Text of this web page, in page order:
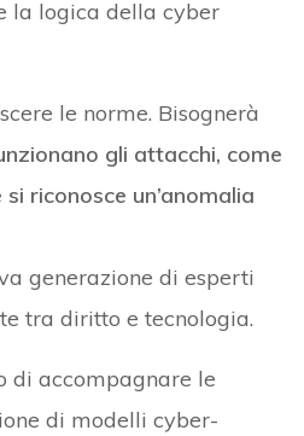
la logica della cyber
le norme. Bisognerà
gli attacchi, come
riconosce un’anomalia
generazione di esperti
tra diritto e tecnologia.
di accompagnare le
di modelli cyber-